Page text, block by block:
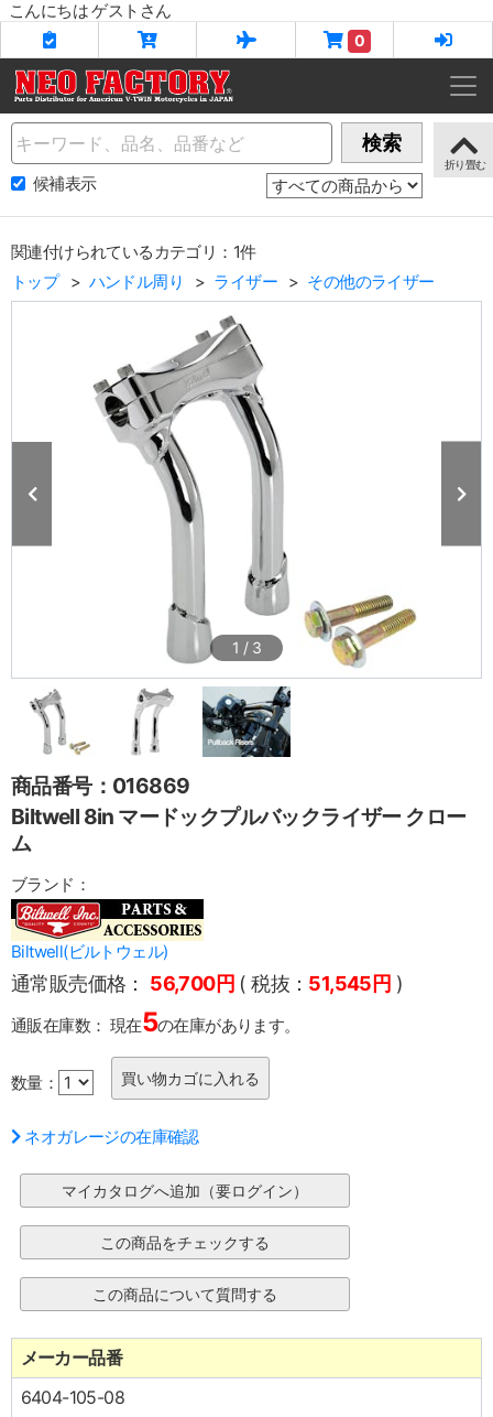
こんにちは ゲストさん
0
Name 検索
候補表示
関連付けられているカテゴリ：1件
トップ
ハンドル周り ライザー その他のライザー
1 / 3
商品番号：016869
Biltwell 8in マードックプルバックライザー クロー
ム
ブランド：
Biltwell(ビルトウェル)
通常販売価格： 56,700円 ( 税抜： 51,545円 )
通販在庫数： 現在5の在庫があります。
数量：
ネオガレージの在庫確認
メーカー品番
6404-105-08